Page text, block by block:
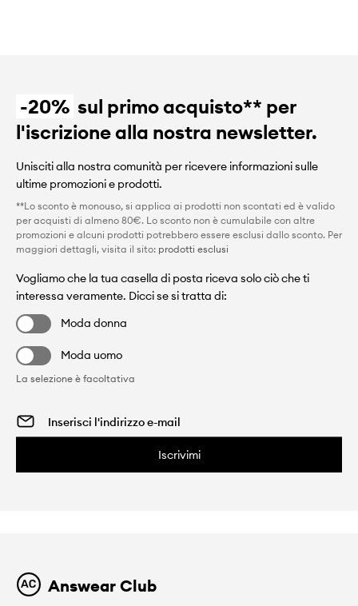
-20% sul primo acquisto** per
l'iscrizione alla nostra newsletter.
Unisciti alla nostra comunità per ricevere informazioni sulle
ultime promozioni e prodotti.
**Lo sconto è monouso, si applica ai prodotti non scontati ed è valido
per acquisti di almeno 80€. Lo sconto non è cumulabile con altre
promozioni e alcuni prodotti potrebbero essere esclusi dallo sconto. Per
maggiori dettagli, visita il sito: prodotti esclusi
Vogliamo che la tua casella di posta riceva solo ciò che ti
interessa veramente. Dicci se si tratta di:
Moda donna
Moda uomo
La selezione è facoltativa
Iscrivimi
Answear Club